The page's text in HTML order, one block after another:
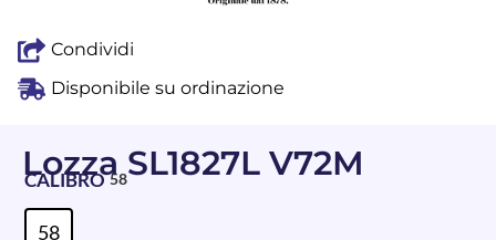
Condividi
Disponibile su ordinazione
Lozza SL1827L V72M
CALIBRO 58
58